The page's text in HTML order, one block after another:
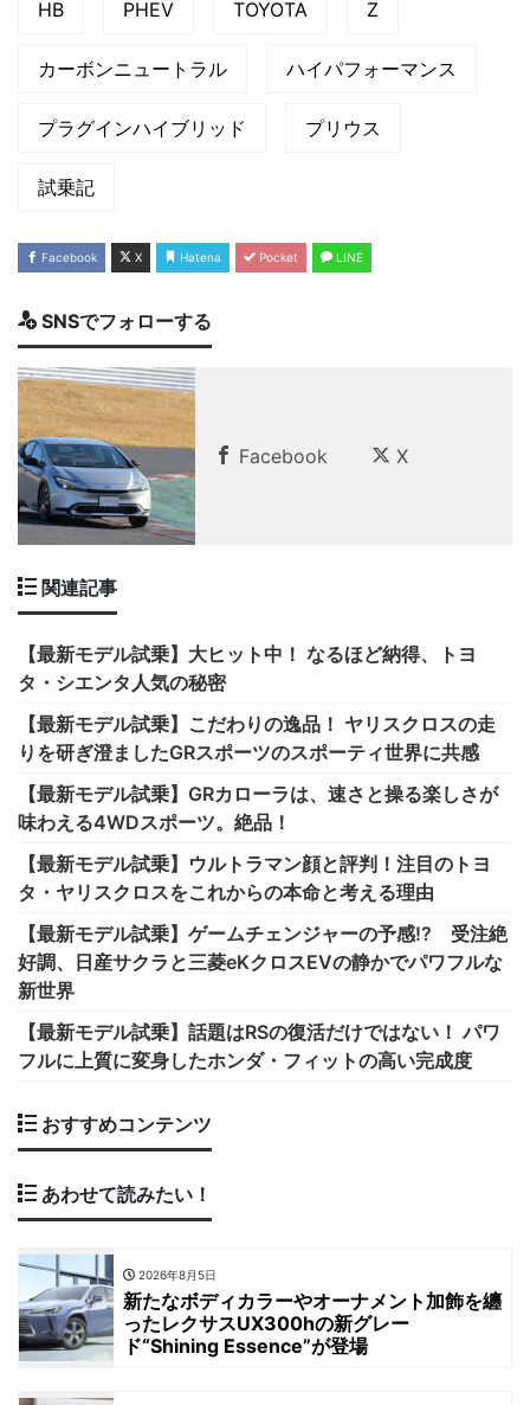
HB PHEV TOYOTA Z
カーボンニュートラル ハイパフォーマンス
プラグインハイブリッド プリウス
試乗記
Facebook X Hatena Pocket LINE
SNSでフォローする
Facebook X
関連記事
【最新モデル試乗】大ヒット中！ なるほど納得、トヨ
タ・シエンタ人気の秘密
【最新モデル試乗】こだわりの逸品！ ヤリスクロスの走
りを研ぎ澄ましたGRスポーツのスポーティ世界に共感
【最新モデル試乗】GRカローラは、速さと操る楽しさが
味わえる4WDスポーツ。絶品！
【最新モデル試乗】ウルトラマン顔と評判！注目のトヨ
タ・ヤリスクロスをこれからの本命と考える理由
【最新モデル試乗】ゲームチェンジャーの予感!? 受注絶
好調、日産サクラと三菱eKクロスEVの静かでパワフルな
新世界
【最新モデル試乗】話題はRSの復活だけではない！ パワ
フルに上質に変身したホンダ・フィットの高い完成度
おすすめコンテンツ
あわせて読みたい！
2026年8月5日
新たなボディカラーやオーナメント加飾を纏
ったレクサスUX300hの新グレー
ド“Shining Essence”が登場